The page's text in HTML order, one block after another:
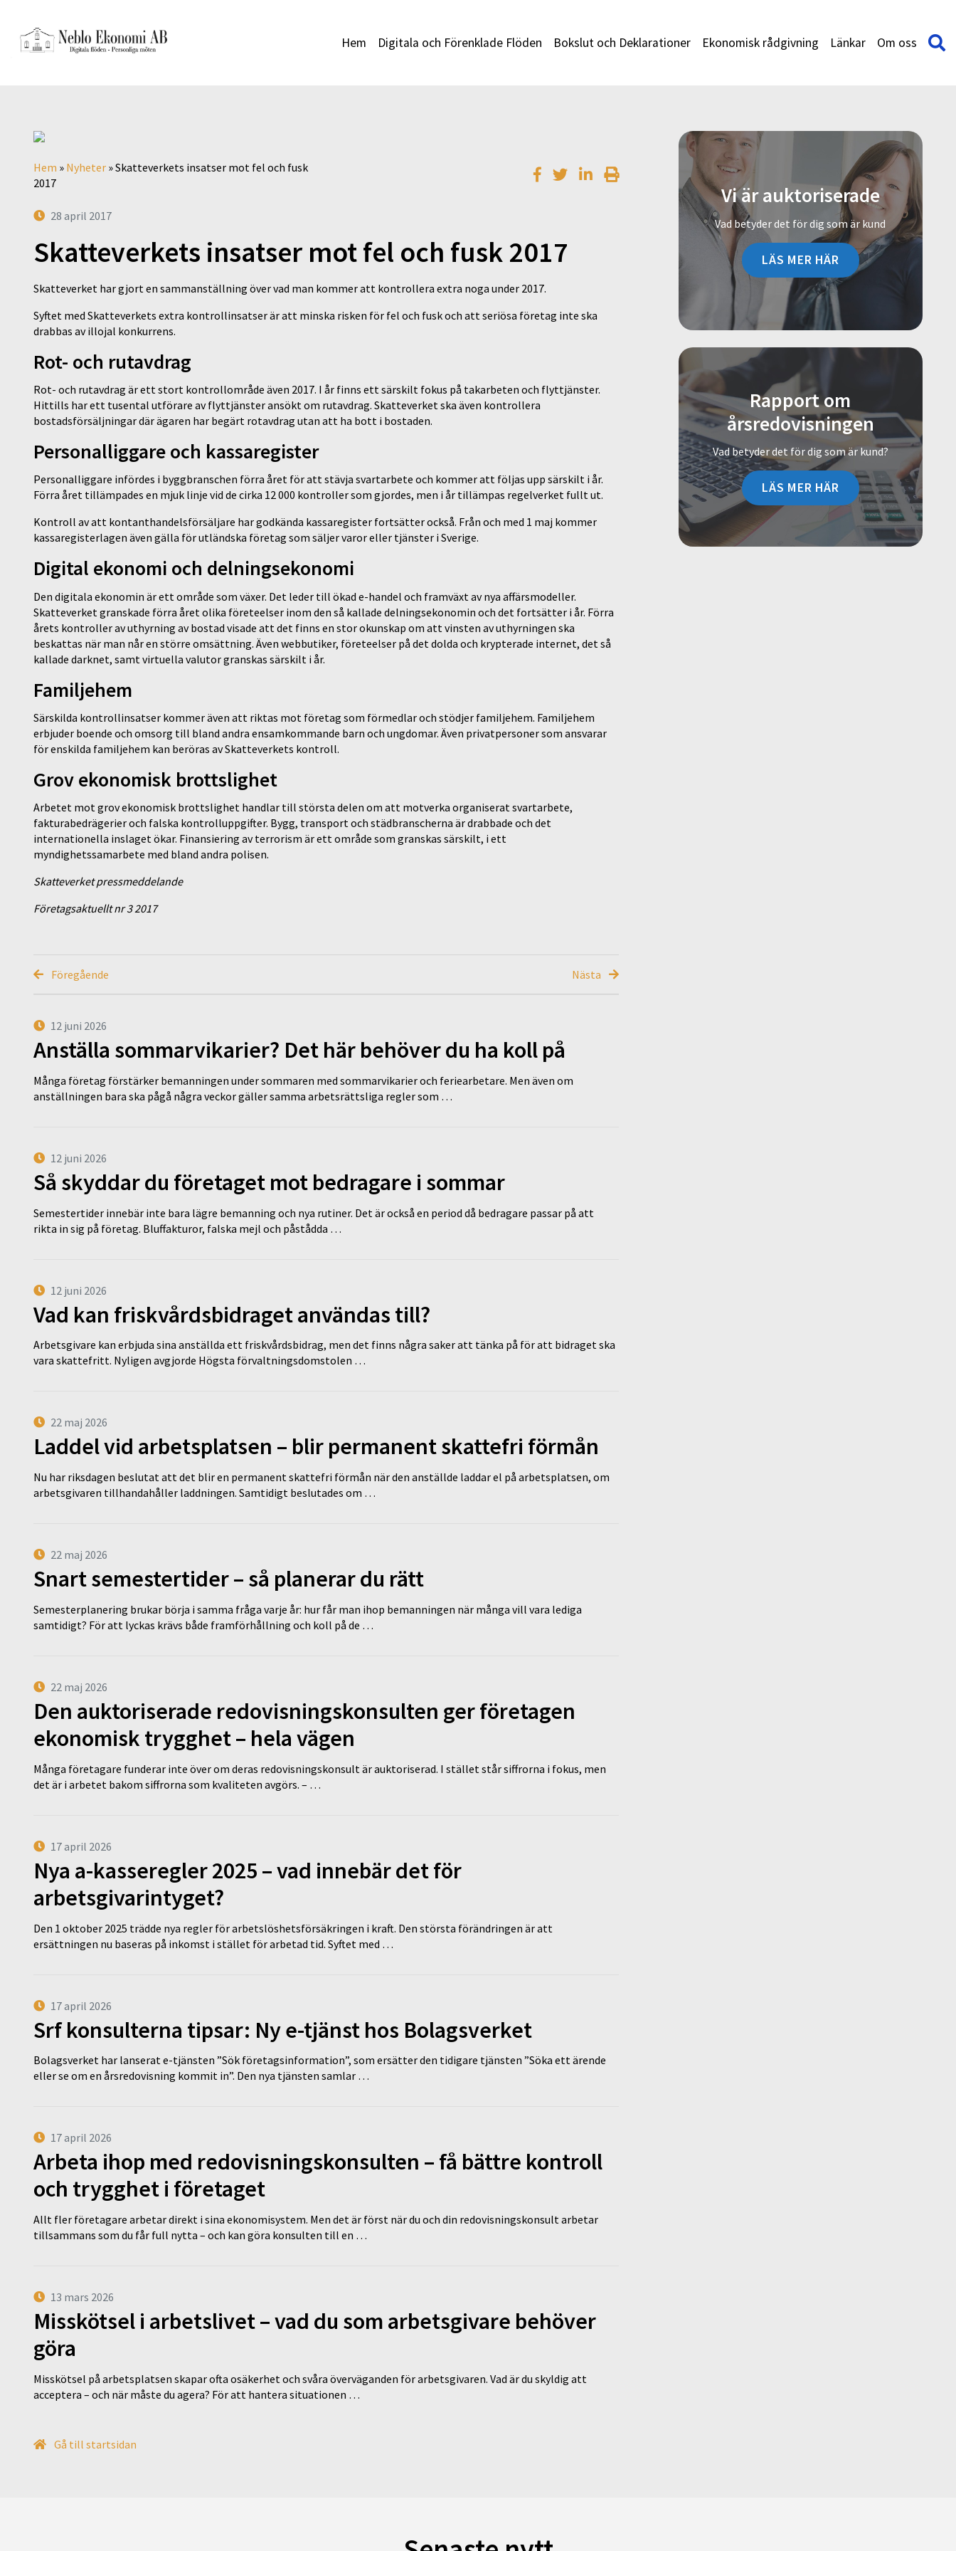
Hem Digitala och Förenklade Flöden Bokslut och Deklarationer Ekonomisk rådgivning Länkar Om oss
Hem » Nyheter »Skatteverkets insatser mot fel och fusk
2017
28 april 2017
Skatteverkets insatser mot fel och fusk 2017
Skatteverket har gjort en sammanställning över vad man kommer att kontrollera extra noga under 2017.
Syftet med Skatteverkets extra kontrollinsatser är att minska risken för fel och fusk och att seriösa företag inte ska
drabbas av illojal konkurrens.
Rot- och rutavdrag
Rot- och rutavdrag är ett stort kontrollområde även 2017. I år finns ett särskilt fokus på takarbeten och flyttjänster.
Hittills har ett tusental utförare av flyttjänster ansökt om rutavdrag. Skatteverket ska även kontrollera
bostadsförsäljningar där ägaren har begärt rotavdrag utan att ha bott i bostaden.
Personalliggare och kassaregister
Personalliggare infördes i byggbranschen förra året för att stävja svartarbete och kommer att följas upp särskilt i år.
Förra året tillämpades en mjuk linje vid de cirka 12 000 kontroller som gjordes, men i år tillämpas regelverket fullt ut.
Kontroll av att kontanthandelsförsäljare har godkända kassaregister fortsätter också. Från och med 1 maj kommer
kassaregisterlagen även gälla för utländska företag som säljer varor eller tjänster i Sverige.
Digital ekonomi och delningsekonomi
Den digitala ekonomin är ett område som växer. Det leder till ökad e-handel och framväxt av nya affärsmodeller.
Skatteverket granskade förra året olika företeelser inom den så kallade delningsekonomin och det fortsätter i år. Förra
årets kontroller av uthyrning av bostad visade att det finns en stor okunskap om att vinsten av uthyrningen ska
beskattas när man når en större omsättning. Även webbutiker, företeelser på det dolda och krypterade internet, det så
kallade darknet, samt virtuella valutor granskas särskilt i år.
Familjehem
Särskilda kontrollinsatser kommer även att riktas mot företag som förmedlar och stödjer familjehem. Familjehem
erbjuder boende och omsorg till bland andra ensamkommande barn och ungdomar. Även privatpersoner som ansvarar
för enskilda familjehem kan beröras av Skatteverkets kontroll.
Grov ekonomisk brottslighet
Arbetet mot grov ekonomisk brottslighet handlar till största delen om att motverka organiserat svartarbete,
fakturabedrägerier och falska kontrolluppgifter. Bygg, transport och städbranscherna är drabbade och det
internationella inslaget ökar. Finansiering av terrorism är ett område som granskas särskilt, i ett
myndighetssamarbete med bland andra polisen.
Skatteverket pressmeddelande
Företagsaktuellt nr 3 2017
Föregående Nästa
12 juni 2026
Anställa sommarvikarier? Det här behöver du ha koll på
Många företag förstärker bemanningen under sommaren med sommarvikarier och feriearbetare. Men även om
anställningen bara ska pågå några veckor gäller samma arbetsrättsliga regler som …
12 juni 2026
Så skyddar du företaget mot bedragare i sommar
Semestertider innebär inte bara lägre bemanning och nya rutiner. Det är också en period då bedragare passar på att
rikta in sig på företag. Bluffakturor, falska mejl och påstådda …
12 juni 2026
Vad kan friskvårdsbidraget användas till?
Arbetsgivare kan erbjuda sina anställda ett friskvårdsbidrag, men det finns några saker att tänka på för att bidraget ska
vara skattefritt. Nyligen avgjorde Högsta förvaltningsdomstolen …
22 maj 2026
Laddel vid arbetsplatsen – blir permanent skattefri förmån
Nu har riksdagen beslutat att det blir en permanent skattefri förmån när den anställde laddar el på arbetsplatsen, om
arbetsgivaren tillhandahåller laddningen. Samtidigt beslutades om …
22 maj 2026
Snart semestertider – så planerar du rätt
Semesterplanering brukar börja i samma fråga varje år: hur får man ihop bemanningen när många vill vara lediga
samtidigt? För att lyckas krävs både framförhållning och koll på de …
22 maj 2026
Den auktoriserade redovisningskonsulten ger företagen
ekonomisk trygghet – hela vägen
Många företagare funderar inte över om deras redovisningskonsult är auktoriserad. I stället står siffrorna i fokus, men
det är i arbetet bakom siffrorna som kvaliteten avgörs. – …
17 april 2026
Nya a-kasseregler 2025 – vad innebär det för
arbetsgivarintyget?
Den 1 oktober 2025 trädde nya regler för arbetslöshetsförsäkringen i kraft. Den största förändringen är att
ersättningen nu baseras på inkomst i stället för arbetad tid. Syftet med …
17 april 2026
Srf konsulterna tipsar: Ny e-tjänst hos Bolagsverket
Bolagsverket har lanserat e-tjänsten ”Sök företagsinformation”, som ersätter den tidigare tjänsten ”Söka ett ärende
eller se om en årsredovisning kommit in”. Den nya tjänsten samlar …
17 april 2026
Arbeta ihop med redovisningskonsulten – få bättre kontroll
och trygghet i företaget
Allt fler företagare arbetar direkt i sina ekonomisystem. Men det är först när du och din redovisningskonsult arbetar
tillsammans som du får full nytta – och kan göra konsulten till en …
13 mars 2026
Misskötsel i arbetslivet – vad du som arbetsgivare behöver
göra
Misskötsel på arbetsplatsen skapar ofta osäkerhet och svåra överväganden för arbetsgivaren. Vad är du skyldig att
acceptera – och när måste du agera? För att hantera situationen …
Gå till startsidan
Vi är auktoriserade
Vad betyder det för dig som är kund
LÄS MER HÄR
Rapport om
årsredovisningen
Vad betyder det för dig som är kund?
LÄS MER HÄR